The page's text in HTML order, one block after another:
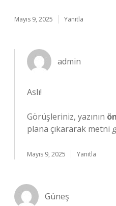
Mayıs 9, 2025 Yanıtla
admin
Aslı!
Görüşleriniz, yazının
plana çıkararak metni
Mayıs 9, 2025 Yanıtla
Güneş